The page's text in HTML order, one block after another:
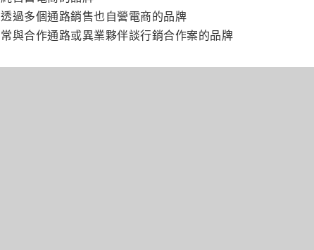
透過多個通路銷售也自營電商的品牌
常與合作通路或異業夥伴談行銷合作案的品牌